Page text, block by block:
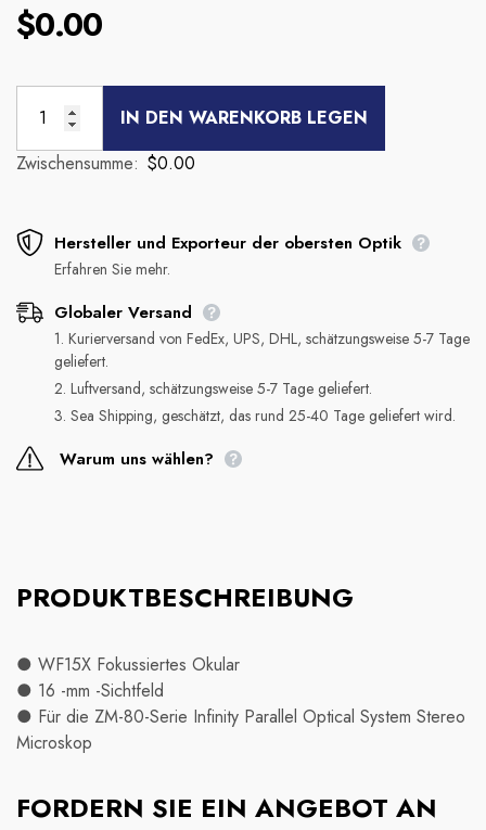
$0.00
IN DEN WARENKORB LEGEN
Zwischensumme: $0.00
Hersteller und Exporteur der obersten Optik
Erfahren Sie mehr.
Globaler Versand
1. Kurierversand von FedEx, UPS, DHL, schätzungsweise 5-7 Tage
geliefert.
2. Luftversand, schätzungsweise 5-7 Tage geliefert.
3. Sea Shipping, geschätzt, das rund 25-40 Tage geliefert wird.
Warum uns wählen?
PRODUKTBESCHREIBUNG
● WF15X Fokussiertes Okular
● 16 -mm -Sichtfeld
● Für die ZM-80-Serie Infinity Parallel Optical System Stereo
Microskop
FORDERN SIE EIN ANGEBOT AN